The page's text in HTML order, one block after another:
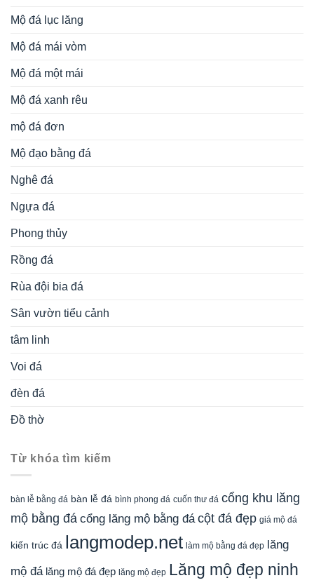
Mộ đá lục lăng
Mộ đá mái vòm
Mộ đá một mái
Mộ đá xanh rêu
mộ đá đơn
Mộ đạo bằng đá
Nghê đá
Ngựa đá
Phong thủy
Rồng đá
Rùa đội bia đá
Sân vườn tiểu cảnh
tâm linh
Voi đá
đèn đá
Đồ thờ
Từ khóa tìm kiếm
bàn lễ bằng đá bàn lễ đá bình phong đá cuốn thư đá cổng khu lăng
mộ bằng đá cổng lăng mộ bằng đá cột đá đẹp giá mộ đá
kiến trúc đá langmodep.net làm mộ bằng đá đẹp lăng
mộ đá lăng mộ đá đẹp lăng mộ đẹp Lăng mộ đẹp ninh